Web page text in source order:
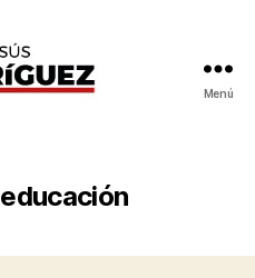
Menú
educación
o